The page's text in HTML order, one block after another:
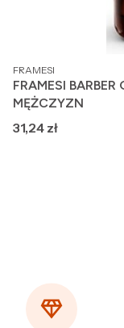
PRODUCENT
FRAMESI
FRAMESI
MĘŻCZYZN
Cena
31,24 zł